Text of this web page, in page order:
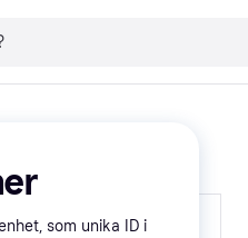
som unika ID i